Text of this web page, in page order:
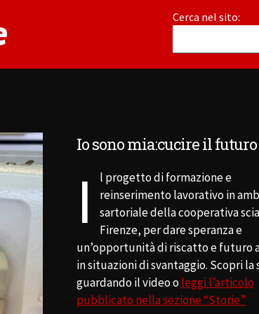
Cerca nel sito:
Io sono mia:cucire il futuro
I
l progetto di formazione e
reinserimento lavorativo in
sartoriale della cooperativa
Firenze, per dare speranza e
un’opportunità di riscatto e futuro
in situazioni di svantaggio. Scopri la
guardando il video o leggi l’articolo
pubblicato nella sezione “Storie”